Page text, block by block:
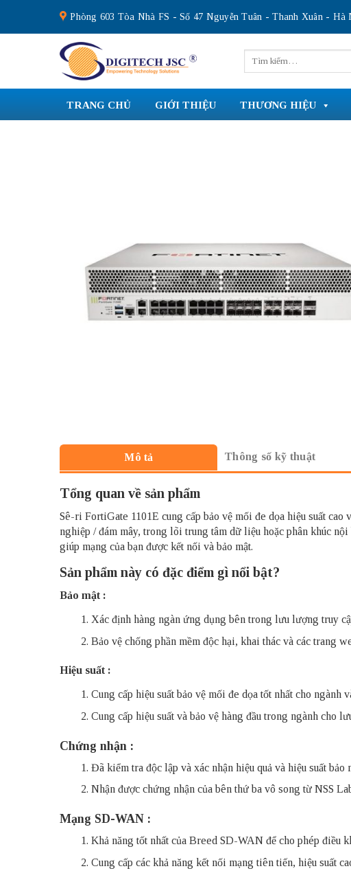
content
Phòng 603 Tòa Nhà FS - Số 47 Nguyễn Tuân - Thanh Xuân - Hà
kiếm:
TRANG CHỦ GIỚI THIỆU THƯƠNG HIỆU
Mô tả Thông số kỹ thuật
Tổng quan về sản phẩm
Sê-ri FortiGate 1101E cung cấp bảo vệ mối đe dọa hiệu suất
nghiệp / đám mây, trong lõi trung tâm dữ liệu hoặc phân khúc
giúp mạng của bạn được kết nối và bảo mật.
Sản phẩm này có đặc điểm gì nổi bật?
Bảo mật :
Xác định hàng ngàn ứng dụng bên trong lưu lượng truy
Bảo vệ chống phần mềm độc hại, khai thác và các trang
Hiệu suất :
Cung cấp hiệu suất bảo vệ mối đe dọa tốt nhất cho
Cung cấp hiệu suất và bảo vệ hàng đầu trong ngành cho
Chứng nhận :
Đã kiểm tra độc lập và xác nhận hiệu quả và hiệu suất bảo
Nhận được chứng nhận của bên thứ ba vô song từ NSS
Mạng SD-WAN :
Khả năng tốt nhất của Breed SD-WAN để cho phép điều
Cung cấp các khả năng kết nối mạng tiên tiến, hiệu suất